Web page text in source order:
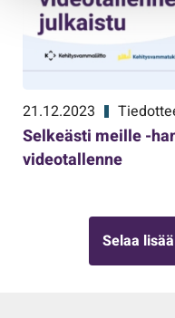
21.12.2023
Selkeästi meille -
videotallenne
Selaa